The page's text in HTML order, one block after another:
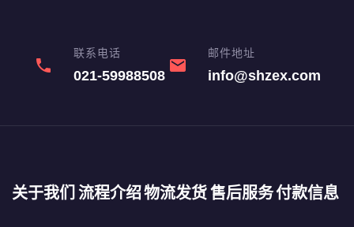
phone
联系电话
021-59988508
email
邮件地址
info@shzex.com
关于我们 流程介绍物流发货售后服务付款信息